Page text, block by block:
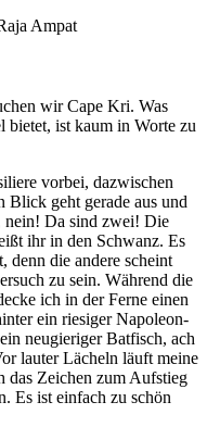
wir Cape Kri. Was
bietet, ist kaum in Worte zu
vorbei, dazwischen
Blick geht gerade aus und
nein! Da sind zwei! Die
ihr in den Schwanz. Es
denn die andere scheint
zu sein. Während die
ich in der Ferne einen
ein riesiger Napoleon-
neugieriger Batfisch, ach
lauter Lächeln läuft meine
Zeichen zum Aufstieg
Es ist einfach zu schön